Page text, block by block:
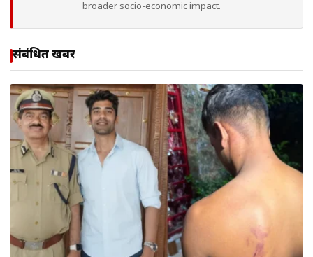
broader socio-economic impact.
संबंधित खबरें